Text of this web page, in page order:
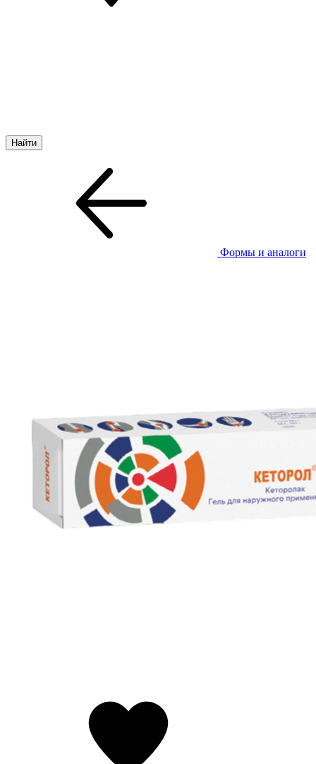
Формы и аналоги